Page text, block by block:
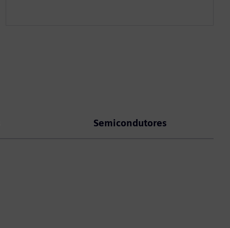
Semicondutores